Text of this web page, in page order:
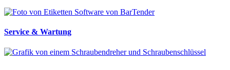
Service & Wartung